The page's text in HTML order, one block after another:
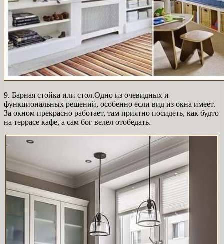
9. Барная стойка или стол.Одно из очевидных и
функциональных решений, особенно если вид из окна имеет.
За окном прекрасно работает, там приятно посидеть, как будто
на террасе кафе, а сам бог велел отобедать.